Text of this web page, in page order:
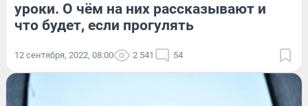
уроки. О чём на них рассказывают и
что будет, если прогулять
12 сентября, 2022, 08:00 2 541 54